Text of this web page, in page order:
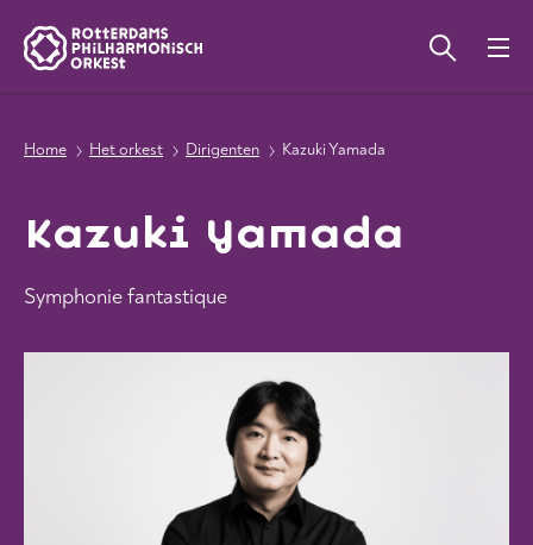
Home Het orkest Dirigenten Kazuki Yamada
Kazuki Yamada
Symphonie fantastique